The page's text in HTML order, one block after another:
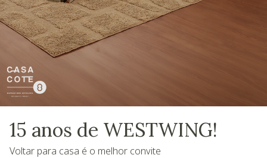
15 anos de WESTWING!
Voltar para casa é o melhor convite